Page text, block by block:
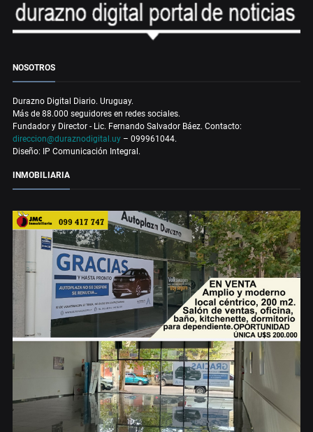
NOSOTROS
Durazno Digital Diario. Uruguay.
Más de 88.000 seguidores en redes sociales.
Fundador y Director - Lic. Fernando Salvador Báez. Contacto:
direccion@duraznodigital.uy – 099961044.
Diseño: IP Comunicación Integral.
INMOBILIARIA